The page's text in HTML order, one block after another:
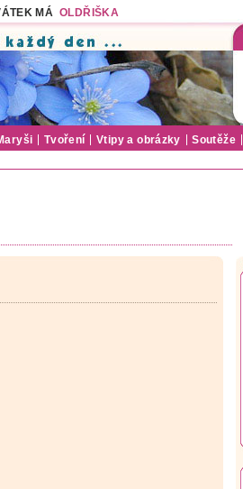
MÁ OLDŘIŠKA
Tvoření Vtipy a obrázky Soutěže